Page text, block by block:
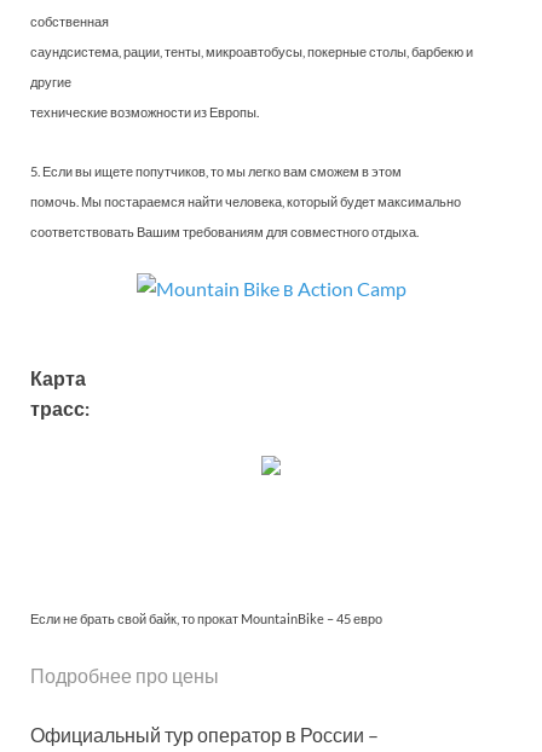
собственная
саундсистема, рации, тенты, микроавтобусы, покерные столы, барбекю и
другие
технические возможности из Европы.
5. Если вы ищете попутчиков, то мы легко вам сможем в этом
помочь. Мы постараемся найти человека, который будет максимально
соответствовать Вашим требованиям для совместного отдыха.
Карта
трасс:
Если не брать свой байк, то прокат MountainBike – 45 евро
Подробнее про цены
Официальный тур оператор в России –